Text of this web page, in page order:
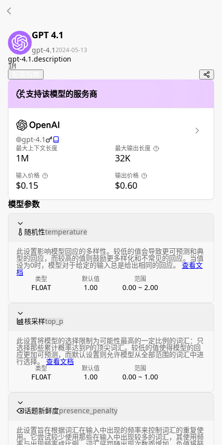
GPT 4.1
gpt-4.12024-05-13
gpt-4.1.description
1M
支持该模型的服务商
gpt-4.1
最大上下文长度
1M
最大输出长度
32K
输入价格
$0.15
输出价格
$0.60
模型参数
随机性temperature
此设置影响模型回应的多样性。较低的值会导致更可预测和典
型的回应，而较高的值则鼓励更多样化和不常见的回应。当值
设为0时，模型对于给定的输入总是给出相同的回应。 查看文
档
类型
FLOAT
默认值
1.00
范围
0.00 ~ 2.00
核采样top_p
此设置将模型的选择限制为可能性最高的一定比例的词汇：只
选择那些累计概率达到P的顶尖词汇。较低的值使得模型的回
应更加可预测，而默认设置则允许模型从全部范围的词汇中进
行选择。 查看文档
类型
FLOAT
默认值
1.00
范围
0.00 ~ 1.00
话题新鲜度presence_penalty
此设置旨在根据词汇在输入中出现的频率来控制词汇的重复使
用。它尝试较少使用那些在输入中出现较多的词汇，其使用频